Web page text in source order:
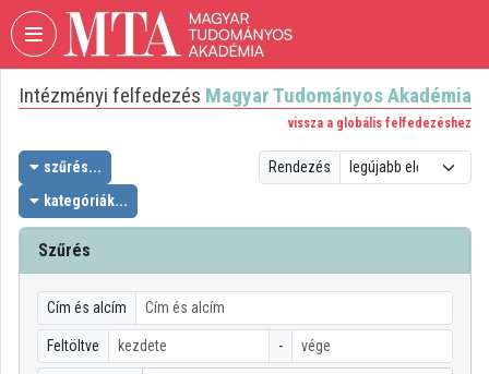
Fejléc kihagyása Menü kihagyása Tartalom kihagyása
VIDEOTORIUM
MAGYAR
TUDOMÁNYOS
AKADÉMIA
Intézményi kezdőlap
Bejelentkezés
Intézményi felfedezés
Intézményi felfedezés Magyar Tudományos Akadémia
vissza a globális felfedezéshez
szűrés...
kategóriák...
Rendezés
Szűrés
Cím és alcím
Feltöltve -